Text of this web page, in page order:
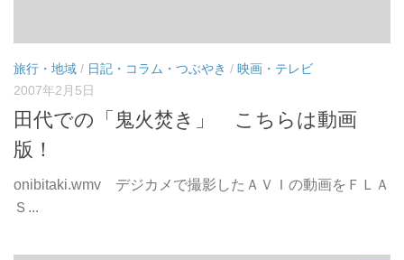
旅行・地域 / 日記・コラム・つぶやき / 映画・テレビ
2007年2月5日
田代での「鬼火焚き」 こちらは動画
版！
onibitaki.wmv デジカメで撮影したＡＶＩの動画をＦＬＡ
Ｓ...